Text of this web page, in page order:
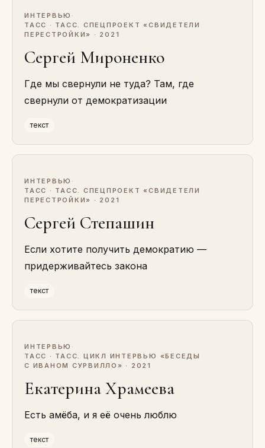
ИНТЕРВЬЮ ·
ТАСС · ТАСС. СПЕЦПРОЕКТ «СВИДЕТЕЛИ
ПЕРЕСТРОЙКИ» · 2021
Сергей Мироненко
Где мы свернули не туда? Там, где
свернули от демократизации
текст
ИНТЕРВЬЮ ·
ТАСС · ТАСС. СПЕЦПРОЕКТ «СВИДЕТЕЛИ
ПЕРЕСТРОЙКИ» · 2021
Сергей Степашин
Если хотите получить демократию —
придерживайтесь закона
текст
ИНТЕРВЬЮ ·
ТАСС · ТАСС. ЦИКЛ ИНТЕРВЬЮ «БЕСЕДЫ
С ИВАНОМ СУРВИЛЛО» · 2021
Екатерина Храмеева
Есть амёба, и я её очень люблю
текст